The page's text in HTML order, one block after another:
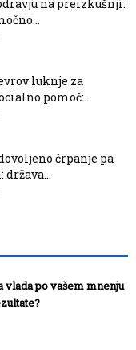
na preizkušnji:
luknje za
pomoč:...
črpanje pa
po vašem mnenju